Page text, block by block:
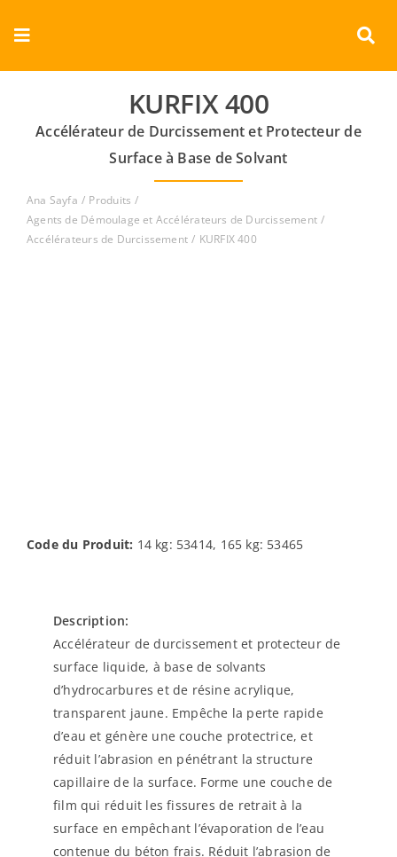
Toggle
Navigation
Produits
Documents
Vidéos
KURFIX 400
Accélérateur de Durcissement et Protecteur de
Surface à Base de Solvant
Ana Sayfa
Produits
Agents de Démoulage et Accélérateurs de Durcissement
Accélérateurs de Durcissement
KURFIX 400
Code du Produit: 14 kg: 53414, 165 kg: 53465
Description:
Accélérateur de durcissement et protecteur de
surface liquide, à base de solvants
d’hydrocarbures et de résine acrylique,
transparent jaune. Empêche la perte rapide
d’eau et génère une couche protectrice, et
réduit l’abrasion en pénétrant la structure
capillaire de la surface. Forme une couche de
film qui réduit les fissures de retrait à la
surface en empêchant l’évaporation de l’eau
contenue du béton frais. Réduit l’abrasion de